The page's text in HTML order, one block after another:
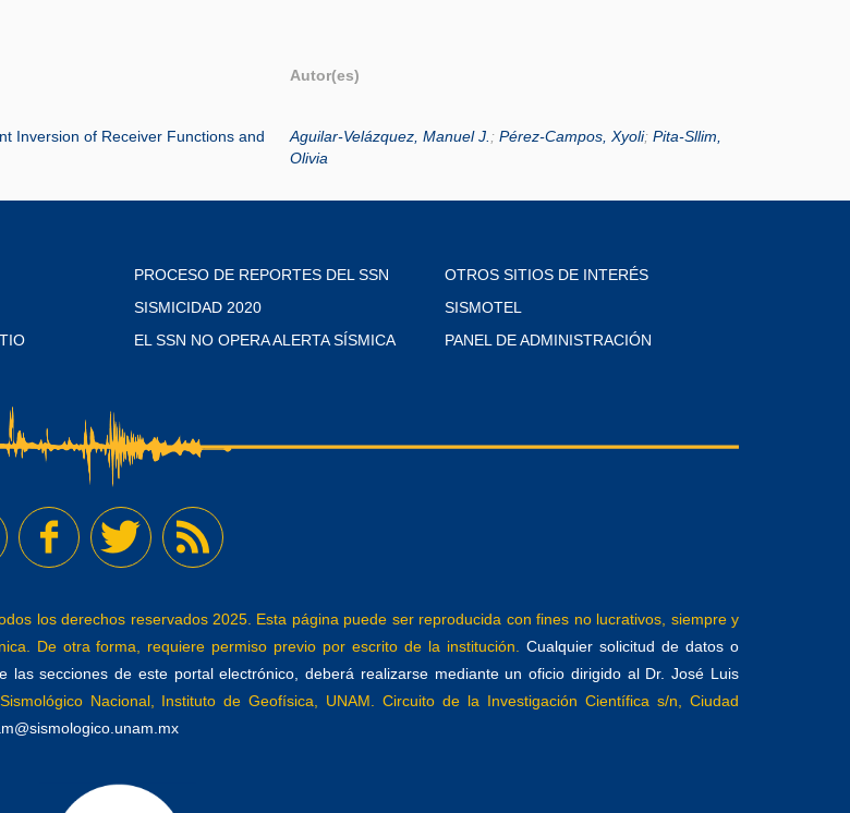
Autor(es)
Inversion of Receiver Functions and
Aguilar-Velázquez, Manuel J. ; Pérez-Campos, Xyoli; Pita-Sllim,
Olivia
PROCESO DE REPORTES DEL SSN
SISMICIDAD 2020
EL SSN NO OPERA ALERTA SÍSMICA
OTROS SITIOS DE INTERÉS
SISMOTEL
PANEL DE ADMINISTRACIÓN
los derechos reservados 2025. Esta página puede ser reproducida con fines no lucrativos, siempre y
De otra forma, requiere permiso previo por escrito de la institución.Cualquier solicitud de datos o
secciones de este portal electrónico, deberá realizarse mediante un oficio dirigido al Dr. José Luis
Nacional, Instituto de Geofísica, UNAM. Circuito de la Investigación Científica s/n, Ciudad